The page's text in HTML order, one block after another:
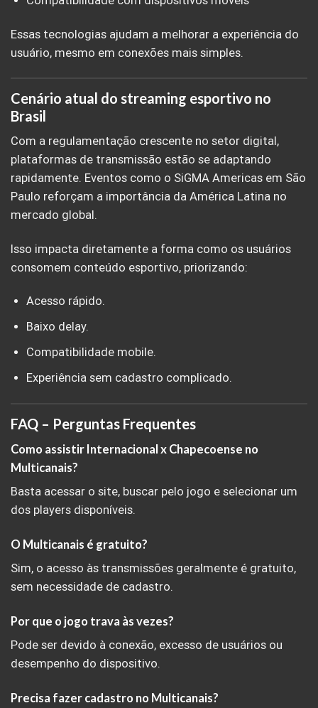
Essas tecnologias ajudam a melhorar a experiência do
usuário, mesmo em conexões mais simples.
Cenário atual do streaming esportivo no
Brasil
Com a regulamentação crescente no setor digital,
plataformas de transmissão estão se adaptando
rapidamente. Eventos como o SiGMA Americas em São
Paulo reforçam a importância da América Latina no
mercado global.
Isso impacta diretamente a forma como os usuários
consomem conteúdo esportivo, priorizando:
Acesso rápido.
Baixo delay.
Compatibilidade mobile.
Experiência sem cadastro complicado.
FAQ – Perguntas Frequentes
Como assistir Internacional x Chapecoense no
Multicanais?
Basta acessar o site, buscar pelo jogo e selecionar um
dos players disponíveis.
O Multicanais é gratuito?
Sim, o acesso às transmissões geralmente é gratuito,
sem necessidade de cadastro.
Por que o jogo trava às vezes?
Pode ser devido à conexão, excesso de usuários ou
desempenho do dispositivo.
Precisa fazer cadastro no Multicanais?